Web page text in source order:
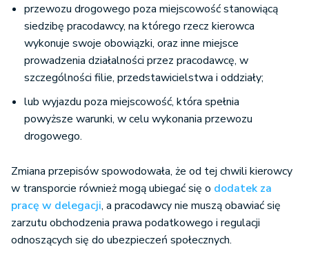
przewozu drogowego poza miejscowość stanowiącą
siedzibę pracodawcy, na którego rzecz kierowca
wykonuje swoje obowiązki, oraz inne miejsce
prowadzenia działalności przez pracodawcę, w
szczególności filie, przedstawicielstwa i oddziały;
lub wyjazdu poza miejscowość, która spełnia
powyższe warunki, w celu wykonania przewozu
drogowego.
Zmiana przepisów spowodowała, że od tej chwili kierowcy
w transporcie również mogą ubiegać się o dodatek za
pracę w delegacji, a pracodawcy nie muszą obawiać się
zarzutu obchodzenia prawa podatkowego i regulacji
odnoszących się do ubezpieczeń społecznych.